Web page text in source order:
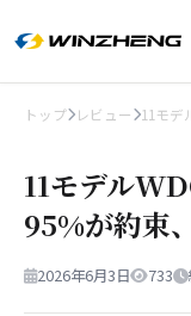
トップ レビュー 11モデ
11モデル
95%が約束
2026年6月3日 733